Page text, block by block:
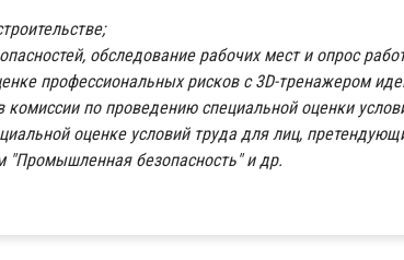
обследование рабочих мест и опрос
профессиональных рисков с 3D-тренажером
комиссии по проведению специальной оценки
оценке условий труда для лиц,
"Промышленная безопасность" и др.